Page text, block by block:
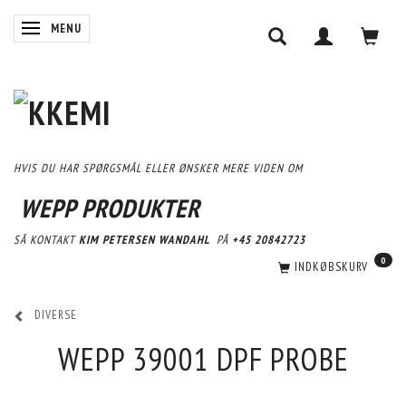
SKIFTE NAVIGATION
MENU
HVIS DU HAR SPØRGSMÅL ELLER ØNSKER MERE VIDEN OM
WEPP PRODUKTER
SÅ KONTAKTKIM PETERSEN WANDAHL PÅ +45 20842723
INDKØBSKURV
0
DIVERSE
WEPP 39001 DPF PROBE